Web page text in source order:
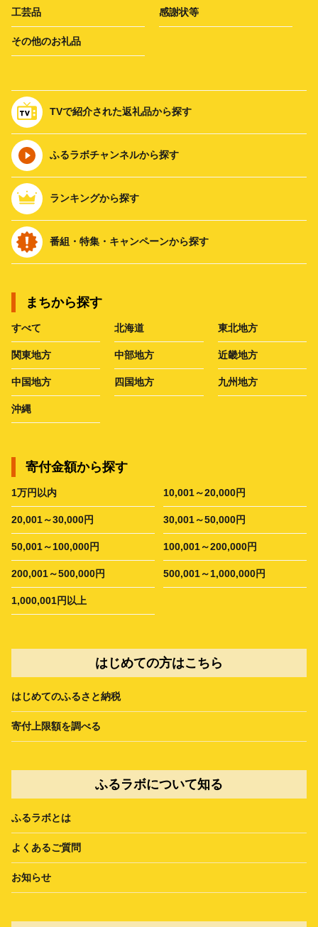
工芸品 感謝状等
その他のお礼品
TVで紹介された返礼品から探す
ふるラボチャンネルから探す
ランキングから探す
番組・特集・キャンペーンから探す
まちから探す
すべて 北海道 東北地方
関東地方 中部地方 近畿地方
中国地方 四国地方 九州地方
沖縄
寄付金額から探す
1万円以内 10,001～20,000円
20,001～30,000円 30,001～50,000円
50,001～100,000円 100,001～200,000円
200,001～500,000円 500,001～1,000,000円
1,000,001円以上
はじめての方はこちら
はじめてのふるさと納税
寄付上限額を調べる
ふるラボについて知る
ふるラボとは
よくあるご質問
お知らせ